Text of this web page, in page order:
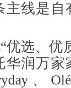
主线是自
优选、优
华润万家
、